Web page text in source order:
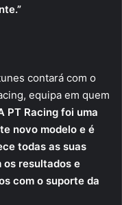
contará com o
equipa em quem
PT Racing foi uma
novo modelo e é
todas as suas
os resultados e
com o suporte da